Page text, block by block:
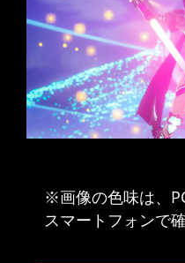
※画像の色味は、
スマートフォンで